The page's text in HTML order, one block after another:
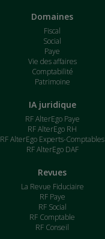
Domaines
Fiscal
Social
Paye
Vie des affaires
Comptabilité
Patrimoine
IA juridique
RF AlterEgo Paye
RF AlterEgo RH
RF AlterEgo Experts-Comptables
RF AlterEgo DAF
Revues
La Revue Fiduciaire
RF Paye
RF Social
RF Comptable
RF Conseil